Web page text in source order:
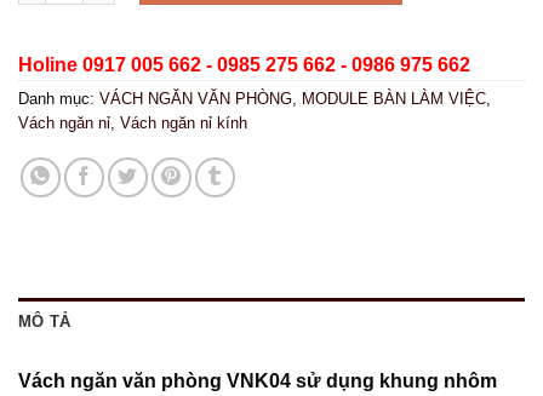
Holine 0917 005 662 - 0985 275 662 - 0986 975 662
Danh mục: VÁCH NGĂN VĂN PHÒNG, MODULE BÀN LÀM VIỆC,
Vách ngăn nỉ, Vách ngăn nỉ kính
MÔ TẢ
Vách ngăn văn phòng VNK04 sử dụng khung nhôm